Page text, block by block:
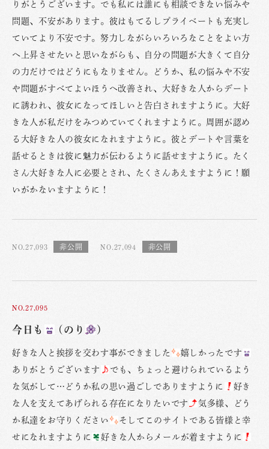
りがとうございます。でも私には誰にも相談できない悩みや
問題、不安があります。彼はもてるしプライベートも充実し
ていてより不安です。努力しながらいろいろなことをよい方
へ上昇させたいと思いながらも、自分の問題が大きくて自分
の力だけではどうにもなりません。どうか、私の悩みや不安
や問題がすべてよいほうへ改善され、大好きな人からデート
に誘われ、彼女になってほしいと告白されますように。大好
きな人が私だけをみつめていてくれますように。周囲が認め
る大好きな人の彼女になれますように。彼とデートや言葉を
話せるときは彼に魅力が伝わるように話せますように。たく
さん大好きな人に必要とされ、たくさんあえますように！願
いがかないますように！
NO.27,093 NO.27,094
NO.27,095
今日も (のり )
好きな人と挨拶を交わす事ができました
嬉しかったです
ありがとうございます
でも、ちょっと避けられているよう
な気がして…どうか私の思い過ごしでありますように
好き
な人を支えてあげられる存在になりたいです
気多様、どう
か私達をお守りください
そしてこのサイトである皆様と幸
せになれますように
好きな人からメールが着ますように